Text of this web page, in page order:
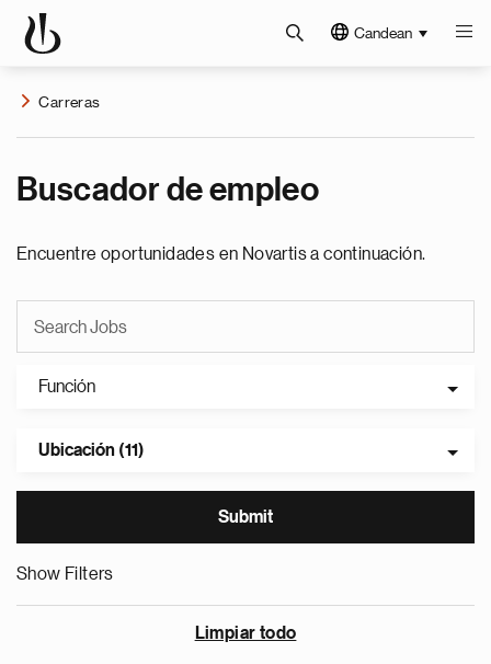
Candean
Carreras
Buscador de empleo
Encuentre oportunidades en Novartis a continuación.
Función
Ubicación (11)
Show Filters
Limpiar todo